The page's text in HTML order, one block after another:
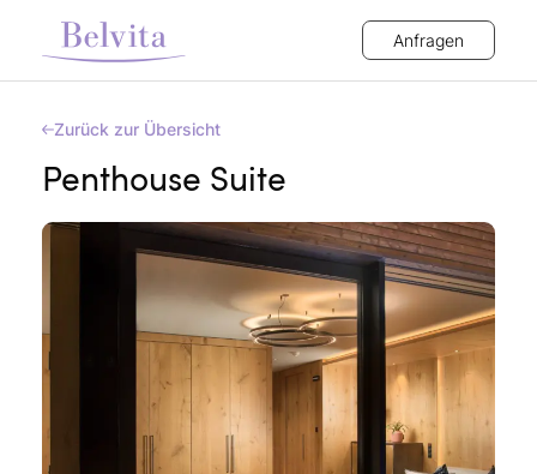
Anfragen
Zurück zur Übersicht
Penthouse Suite